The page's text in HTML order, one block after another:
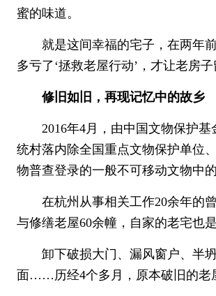
蜜的味道。
就是这间幸福的宅子，在两年
多亏了‘拯救老屋行动’，才让老房
修旧如旧，再现记忆中的故乡
2016年4月，由中国文物保护
统村落内除全国重点文物保护单位
物普查登录的一般不可移动文物中
在杭州从事相关工作20余年的
与修缮老屋60余幢，自家的老宅也
卸下破损大门、漏风窗户、半
面……历经4个多月，原本破旧的老